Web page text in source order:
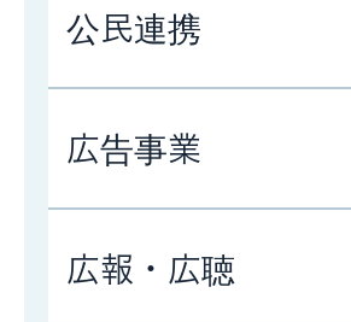
公民連携
広告事業
広報・広聴